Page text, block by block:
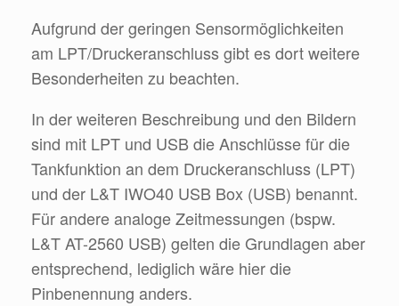
Aufgrund der geringen Sensormöglichkeiten
am LPT/Druckeranschluss gibt es dort weitere
Besonderheiten zu beachten.
In der weiteren Beschreibung und den Bildern
sind mit LPT und USB die Anschlüsse für die
Tankfunktion an dem Druckeranschluss (LPT)
und der L&T IWO40 USB Box (USB) benannt.
Für andere analoge Zeitmessungen (bspw.
L&T AT-2560 USB) gelten die Grundlagen aber
entsprechend, lediglich wäre hier die
Pinbenennung anders.